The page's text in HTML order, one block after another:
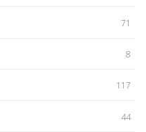
71
8
117
44